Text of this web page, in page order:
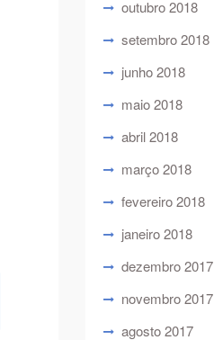
outubro 2018
setembro 2018
junho 2018
maio 2018
abril 2018
março 2018
fevereiro 2018
janeiro 2018
dezembro 2017
novembro 2017
agosto 2017